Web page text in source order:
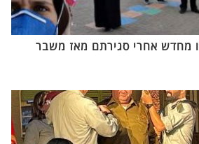
מחדש אחרי סגירתם מאז משבר